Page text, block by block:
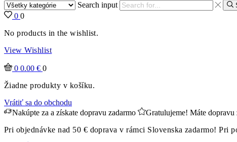
Search input
0 0
No products in the wishlist.
View Wishlist
0 0.00 € 0
Žiadne produkty v košíku.
Vrátiť sa do obchodu
Nakúpte za a získate dopravu zadarmo
Gratulujeme! Máte dopravu
Pri objednávke nad 50 € doprava v rámci Slovenska zadarmo! Pri